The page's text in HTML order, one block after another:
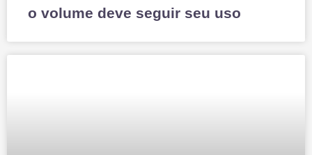
o volume deve seguir seu uso